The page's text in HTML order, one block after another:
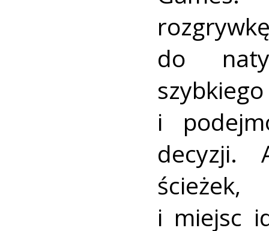
do
i
decyzji.
ścieżek,
i miejsc